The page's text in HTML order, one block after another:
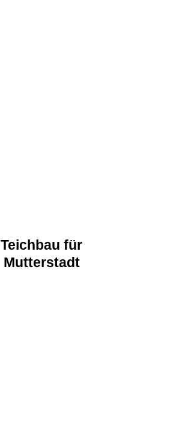
Teichbau für
Mutterstadt